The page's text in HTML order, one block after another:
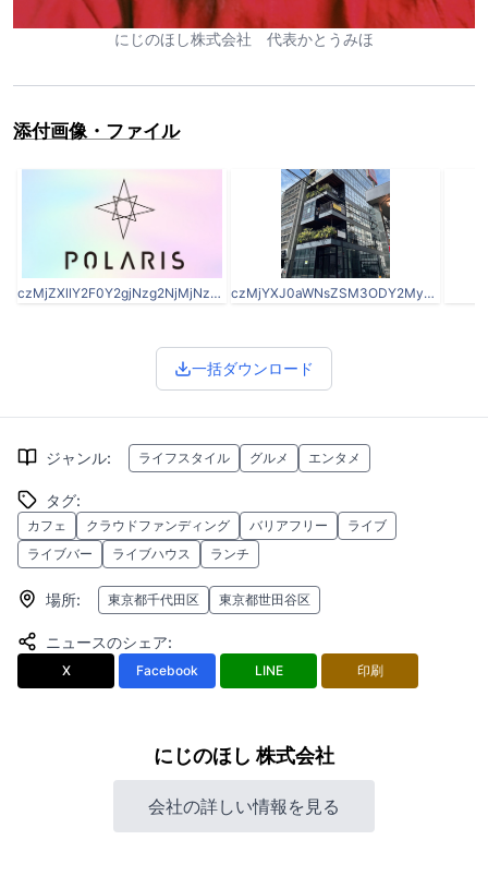
にじのほし株式会社 代表かとうみほ
添付画像・ファイル
czMjZXllY2F0Y2gjNzg2NjMjNzg2NjNfVHVabmpQRkpwdy5qcGc.jpg czMjYXJ0aWNsZSM3ODY2MyMzMDQxMjAjNzg2NjNfTUxwYXlSaVlKYi5qcGc.jpg
一括ダウンロード
ジャンル: ライフスタイル グルメ エンタメ
タグ:
カフェ クラウドファンディング バリアフリー
ライブ
ライブバー
ライブハウス ランチ
場所: 東京都千代田区 東京都世田谷区
ニュースのシェア:
X Facebook LINE 印刷
にじのほし 株式会社
会社の詳しい情報を見る